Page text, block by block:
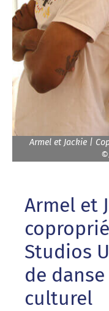
Armel et Jackie |
Armel et
Studios
de
culturel